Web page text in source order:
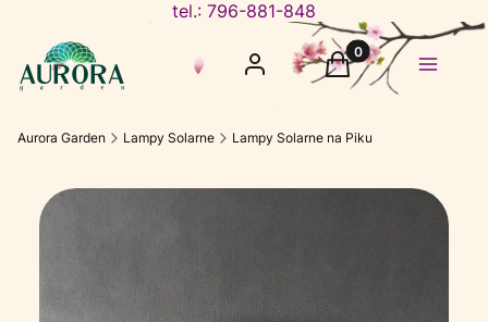
tel.: 796-881-848
Zaloguj się Produkty w
Koszyk Menu
Aurora Garden Lampy Solarne Lampy Solarne na Piku